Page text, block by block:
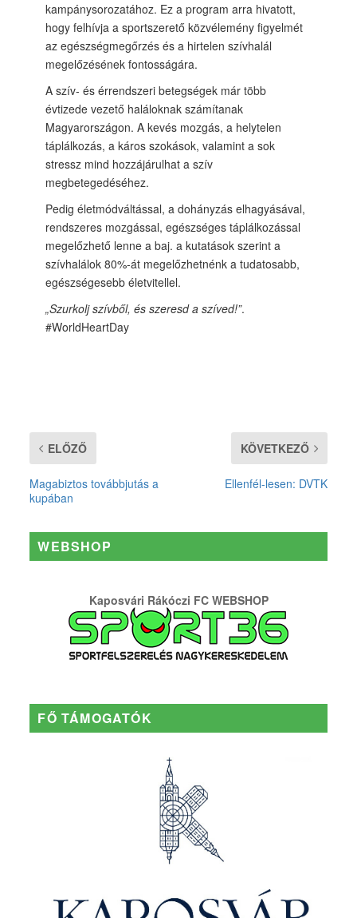
kampánysorozatához. Ez a program arra hivatott,
hogy felhívja a sportszerető közvélemény figyelmét
az egészségmegőrzés és a hirtelen szívhalál
megelőzésének fontosságára.
A szív- és érrendszeri betegségek már több
évtizede vezető haláloknak számítanak
Magyarországon. A kevés mozgás, a helytelen
táplálkozás, a káros szokások, valamint a sok
stressz mind hozzájárulhat a szív
megbetegedéséhez.
Pedig életmódváltással, a dohányzás elhagyásával,
rendszeres mozgással, egészséges táplálkozással
megelőzhető lenne a baj. a kutatások szerint a
szívhalálok 80%-át megelőzhetnénk a tudatosabb,
egészségesebb életvitellel.
„Szurkolj szívből, és szeresd a szíved!”.
#WorldHeartDay
ELŐZŐ
Magabiztos továbbjutás a
kupában
KÖVETKEZŐ
Ellenfél-lesen: DVTK
WEBSHOP
Kaposvári Rákóczi FC WEBSHOP
FŐ TÁMOGATÓK